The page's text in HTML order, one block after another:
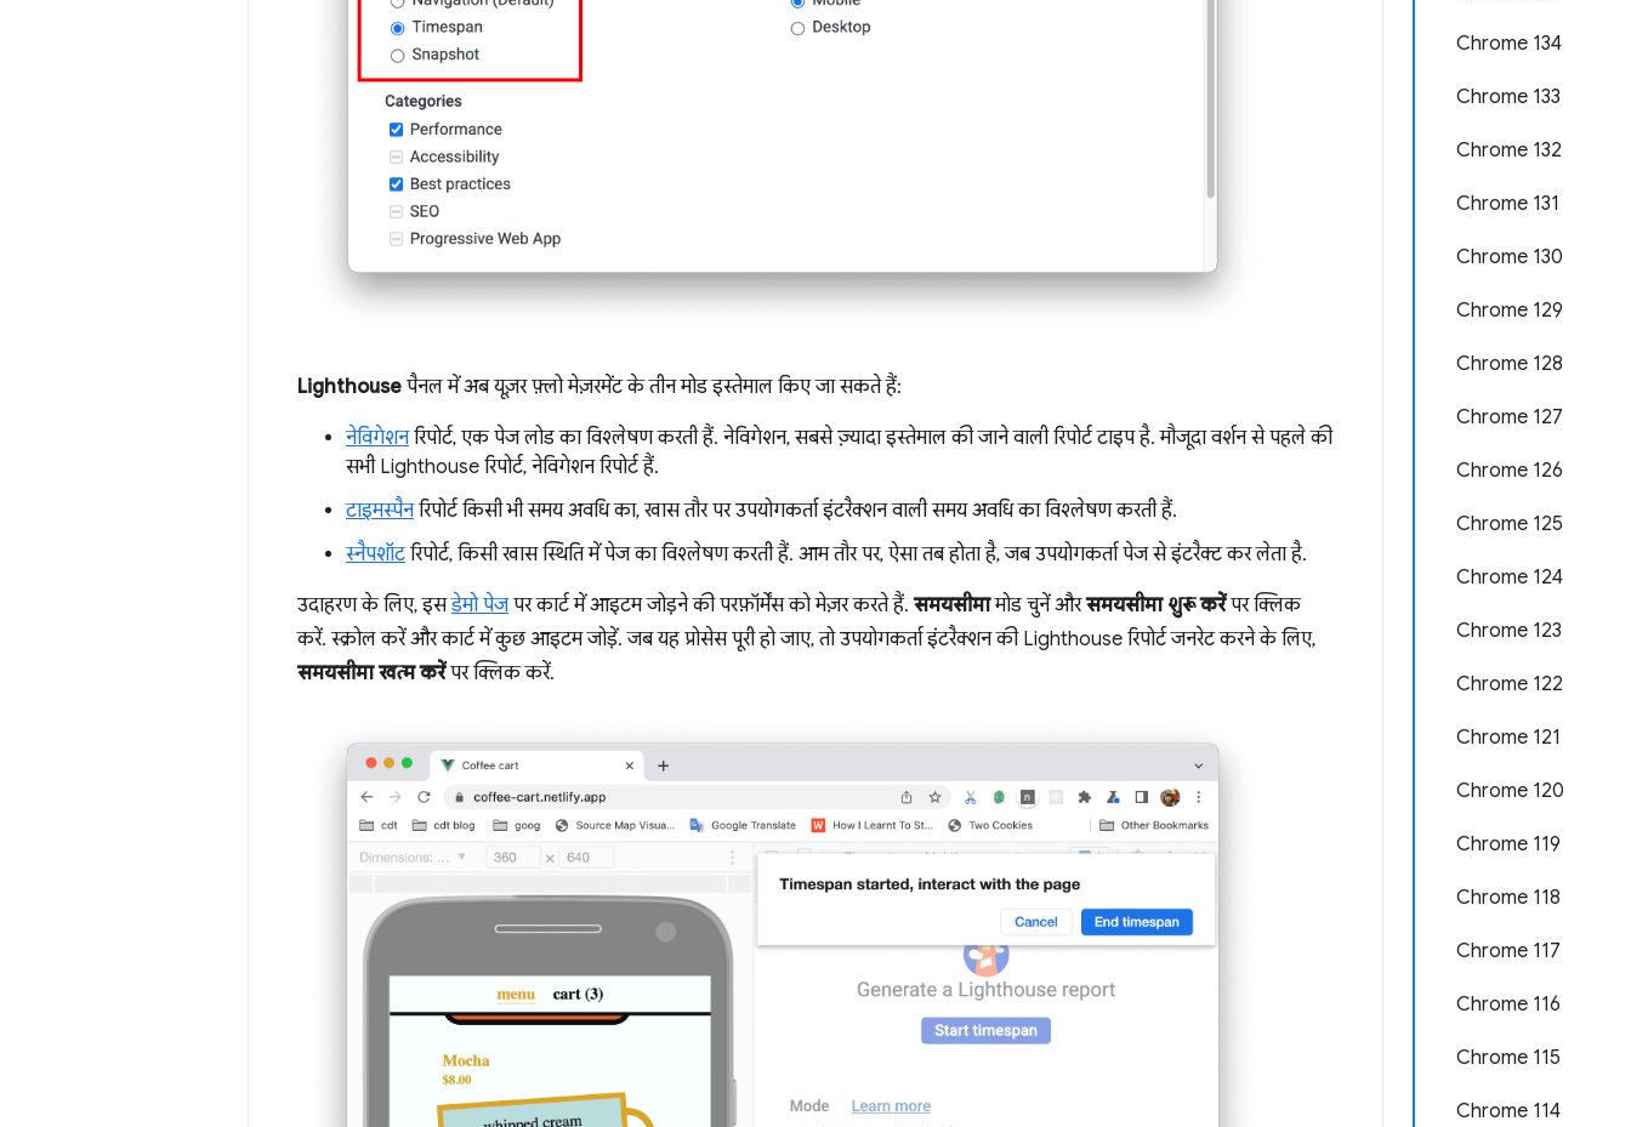
Chrome 134
Chrome 133
Chrome 132
Chrome 131
Chrome 130
Chrome 129
Chrome 128
Chrome 127
Chrome 126
Chrome 125
Chrome 124
Chrome 123
Chrome 122
Chrome 121
Chrome 120
Chrome 119
Chrome 118
Chrome 117
Chrome 116
Chrome 115
Chrome 114
Lighthouse पैनल में अब यूज़र फ़्लो मेज़रमेंट के तीन मोड इस्तेमाल किए जा सकते हैं:
नेविगेशनरिपोर्ट, एक पेज लोड का विश्लेषण करती हैं. नेविगेशन, सबसे ज़्यादा इस्तेमाल की जाने वाली रिपोर्ट टाइप है. मौजूदा वर्शन से पहले की
सभी Lighthouse रिपोर्ट, नेविगेशन रिपोर्ट हैं.
टाइमस्पैनरिपोर्ट किसी भी समय अवधि का, खास तौर पर उपयोगकर्ता इंटरैक्शन वाली समय अवधि का विश्लेषण करती हैं.
स्नैपशॉटरिपोर्ट, किसी खास स्थिति में पेज का विश्लेषण करती हैं. आम तौर पर, ऐसा तब होता है, जब उपयोगकर्ता पेज से इंटरैक्ट कर लेता है.
उदाहरण के लिए, इसडेमो पेजपर कार्ट में आइटम जोड़ने की परफ़ॉर्मेंस को मेज़र करते हैं. समयसीमामोड चुनें औरसमयसीमा शुरू करेंपर क्लिक
करें. स्क्रोल करें और कार्ट में कुछ आइटम जोड़ें. जब यह प्रोसेस पूरी हो जाए, तो उपयोगकर्ता इंटरैक्शन की Lighthouse रिपोर्ट जनरेट करने के लिए,
समयसीमा खत्म करेंपर क्लिक करें.